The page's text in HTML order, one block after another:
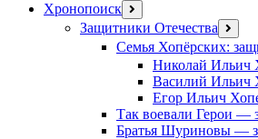
Хронопоиск открыть
меню
Защитники Отечества
меню
Семья Хопёрских:
Николай Ильич
Василий Ильич
Егор Ильич
Так воевали Герои —
Братья Шуриновы —